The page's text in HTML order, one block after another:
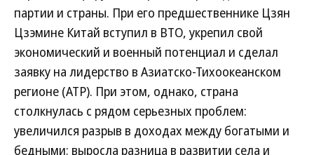
партии и страны. При его предшественнике Цзян
Цзэмине Китай вступил в ВТО, укрепил свой
экономический и военный потенциал и сделал
заявку на лидерство в Азиатско-Тихоокеанском
регионе (АТР). При этом, однако, страна
столкнулась с рядом серьезных проблем:
увеличился разрыв в доходах между богатыми и
бедными; выросла разница в развитии села и